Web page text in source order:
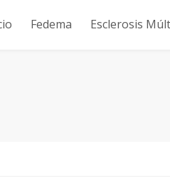
Fedema Esclerosis